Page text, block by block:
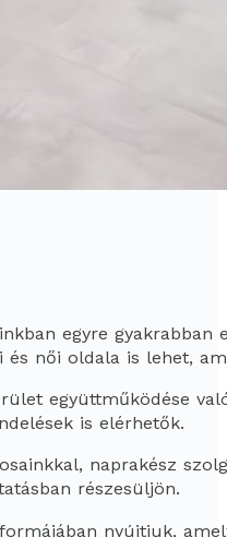
egyre
és női oldala is lehet,
együttműködése
is elérhetők.
naprakész
részesüljön.
nyújtjuk,